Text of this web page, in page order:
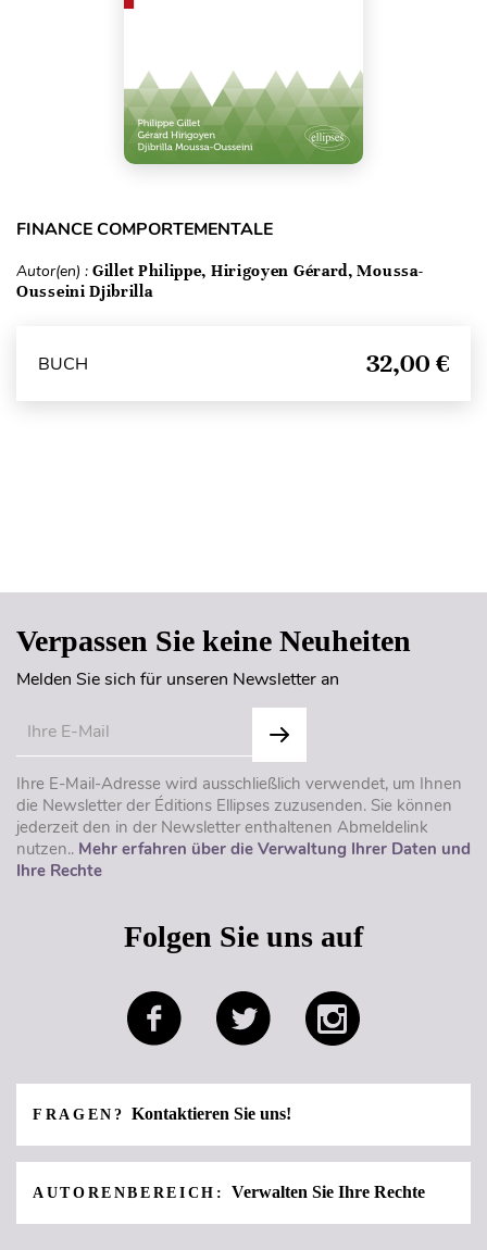
FINANCE COMPORTEMENTALE
Autor(en) : Gillet Philippe, Hirigoyen Gérard, Moussa-
Ousseini Djibrilla
BUCH 32,00 €
Verpassen Sie keine Neuheiten
Melden Sie sich für unseren Newsletter an
Ihre E-Mail-Adresse wird ausschließlich verwendet, um Ihnen
die Newsletter der Éditions Ellipses zuzusenden. Sie können
jederzeit den in der Newsletter enthaltenen Abmeldelink
nutzen.. Mehr erfahren über die Verwaltung Ihrer Daten und
Ihre Rechte
Folgen Sie uns auf
FRAGEN?Kontaktieren Sie uns!
AUTORENBEREICH: Verwalten Sie Ihre Rechte